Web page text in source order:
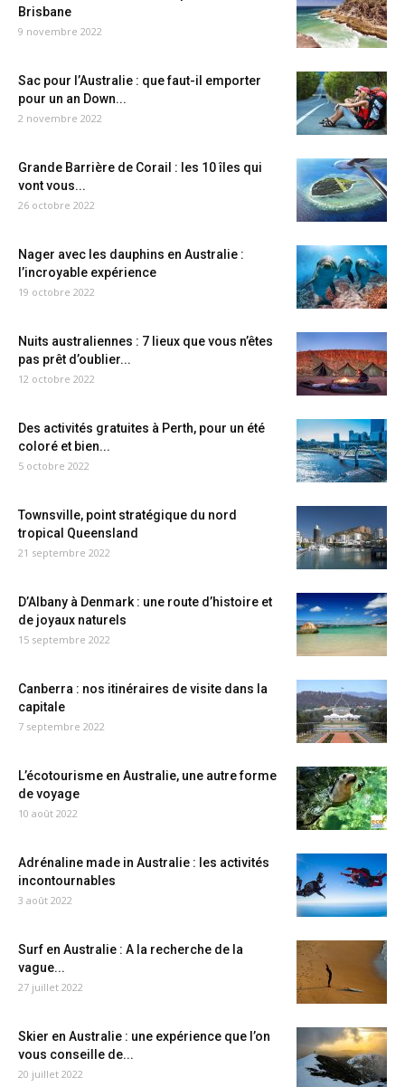
Brisbane
9 novembre 2022
Sac pour l’Australie : que faut-il emporter
pour un an Down...
2 novembre 2022
Grande Barrière de Corail : les 10 îles qui
vont vous...
26 octobre 2022
Nager avec les dauphins en Australie :
l’incroyable expérience
19 octobre 2022
Nuits australiennes : 7 lieux que vous n’êtes
pas prêt d’oublier...
12 octobre 2022
Des activités gratuites à Perth, pour un été
coloré et bien...
5 octobre 2022
Townsville, point stratégique du nord
tropical Queensland
21 septembre 2022
D’Albany à Denmark : une route d’histoire et
de joyaux naturels
15 septembre 2022
Canberra : nos itinéraires de visite dans la
capitale
7 septembre 2022
L’écotourisme en Australie, une autre forme
de voyage
10 août 2022
Adrénaline made in Australie : les activités
incontournables
3 août 2022
Surf en Australie : A la recherche de la
vague...
27 juillet 2022
Skier en Australie : une expérience que l’on
vous conseille de...
20 juillet 2022